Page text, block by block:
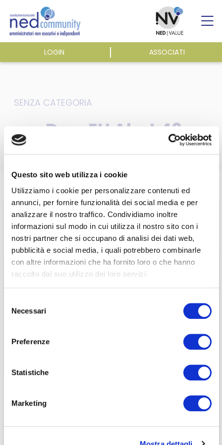
Questo sito web utilizza i cookie
Utilizziamo i cookie per personalizzare contenuti ed
annunci, per fornire funzionalità dei social media e per
analizzare il nostro traffico. Condividiamo inoltre
informazioni sul modo in cui utilizza il nostro sito con i
nostri partner che si occupano di analisi dei dati web,
pubblicità e social media, i quali potrebbero combinarle
con altre informazioni che ha fornito loro o che hanno
raccolto dal suo utilizzo dei loro servizi.
delNecessari
Preferenze
Statistiche
Marketing
content
LOGIN ASSOCIATI
ASSOCIAZIONE
ATTIVITÀ
EVENTI E NEWS
PUBBLICAZIONI
ACCEDI A NEDCOMMUNITY
Password dimenticata?
fare cliccando qui.
SENZA CATEGORIA
ecoDa – EU Alert 43
Home
Questa sezione è riservata agli
associati
per visualizzare il contenuto è necessario
effettuare il login inserendo email e password qui
di seguito: